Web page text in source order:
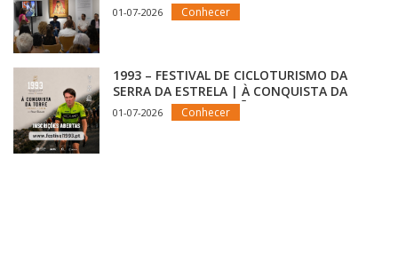
01-07-2026 Conhecer
1993 – FESTIVAL DE CICLOTURISMO DA
SERRA DA ESTRELA | À CONQUISTA DA
TORRE COM INSCRIÇÕES ABERTAS
01-07-2026 Conhecer